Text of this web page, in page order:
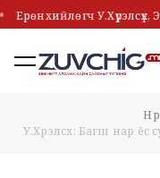
Ерөнхийлөгч
У.Хүрэлсүх: Багш нар